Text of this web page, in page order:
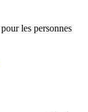
les personnes